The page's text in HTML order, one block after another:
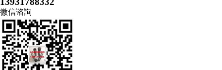
微信谘詢